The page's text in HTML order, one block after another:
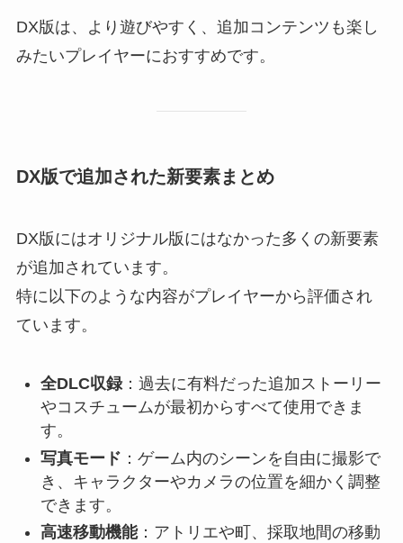
DX版は、より遊びやすく、追加コンテンツも楽し
みたいプレイヤーにおすすめです。
DX版で追加された新要素まとめ
DX版にはオリジナル版にはなかった多くの新要素
が追加されています。
特に以下のような内容がプレイヤーから評価され
ています。
全DLC収録：過去に有料だった追加ストーリー
やコスチュームが最初からすべて使用できま
す。
写真モード ：ゲーム内のシーンを自由に撮影で
き、キャラクターやカメラの位置を細かく調整
できます。
高速移動機能：アトリエや町、採取地間の移動